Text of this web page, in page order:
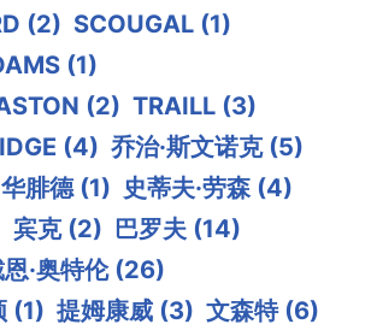
(2) SCOUGAL (1)
(1)
(2) TRAILL (3)
(4) 乔治·斯文诺克 (5)
华腓德 (1) 史蒂夫·劳森 (4)
宾克 (2) 巴罗夫 (14)
·奥特伦 (26)
(1) 提姆康威 (3) 文森特 (6)